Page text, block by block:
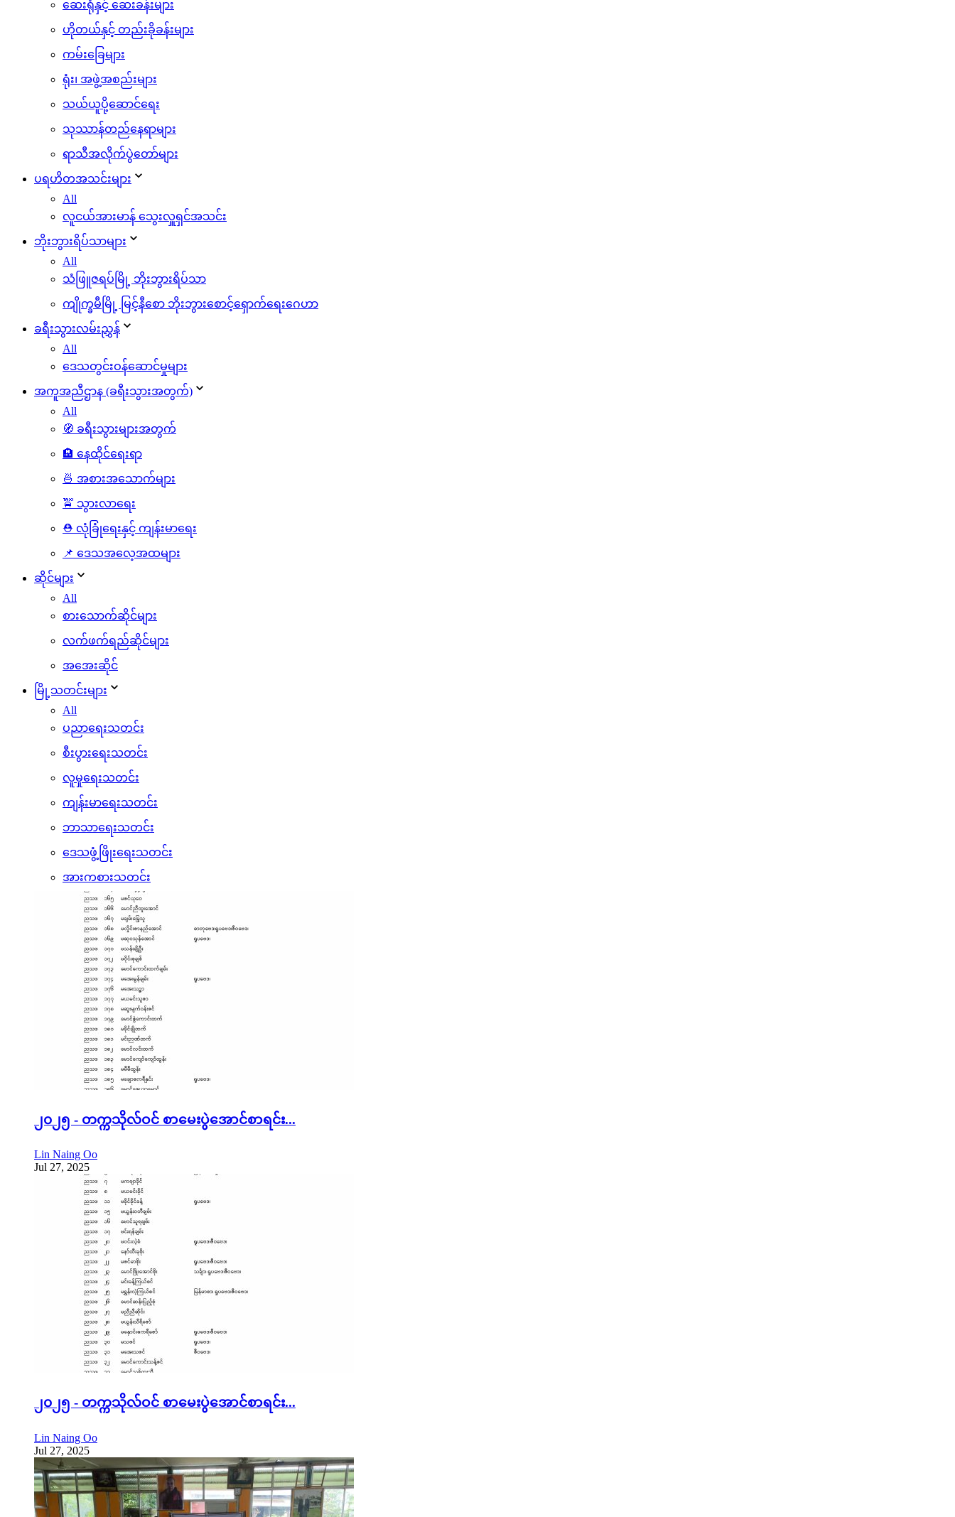
ဆေးရုံနှင့် ဆေးခန်းများ
ဟိုတယ်နှင့် တည်းခိုခန်းများ
ကမ်းခြေများ
ရုံး၊ အဖွဲ့အစည်းများ
သယ်ယူပို့ဆောင်ရေး
သုဿာန်တည်နေရာများ
ရာသီအလိုက်ပွဲတော်များ
ပရဟိတအသင်းများ
All
လူငယ်အားမာန် သွေးလှူရှင်အသင်း
ဘိုးဘွားရိပ်သာများ
All
သံဖြူဇရပ်မြို့ ဘိုးဘွားရိပ်သာ
ကျိုက္ခမီမြို့ မြင့်နီစော ဘိုးဘွားစောင့်ရှောက်ရေးဂေဟာ
ခရီးသွားလမ်းညွှန်
All
ဒေသတွင်းဝန်ဆောင်မှုများ
အကူအညီဌာန (ခရီးသွားအတွက်)
All
🧭 ခရီးသွားများအတွက်
🏨 နေထိုင်ရေးရာ
🍜 အစားအသောက်များ
🚖 သွားလာရေး
⛑️ လုံခြုံရေးနှင့် ကျန်းမာရေး
📌 ဒေသအလေ့အထများ
ဆိုင်များ
All
စားသောက်ဆိုင်များ
လက်ဖက်ရည်ဆိုင်များ
အအေးဆိုင်
မြို့သတင်းများ
All
ပညာရေးသတင်း
စီးပွားရေးသတင်း
လူမှုရေးသတင်း
ကျန်းမာရေးသတင်း
ဘာသာရေးသတင်း
ဒေသဖွံ့ဖြိုးရေးသတင်း
အားကစားသတင်း
၂၀၂၅ - တက္ကသိုလ်ဝင် စာမေးပွဲအောင်စာရင်း...
Lin Naing Oo
Jul 27, 2025
၂၀၂၅ - တက္ကသိုလ်ဝင် စာမေးပွဲအောင်စာရင်း...
Lin Naing Oo
Jul 27, 2025